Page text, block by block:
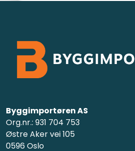
Byggimportøren AS
Org.nr.: 931 704 753
Østre Aker vei 105
0596 Oslo